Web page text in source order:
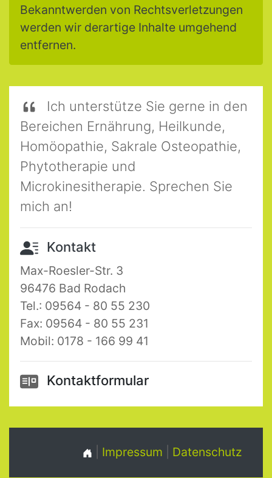
Bekanntwerden von Rechtsverletzungen
werden wir derartige Inhalte umgehend
entfernen.
Ich unterstütze Sie gerne in den
Bereichen Ernährung, Heilkunde,
Homöopathie, Sakrale Osteopathie,
Phytotherapie und
Microkinesitherapie. Sprechen Sie
mich an!
Kontakt
Max-Roesler-Str. 3
96476 Bad Rodach
Tel.: 09564 - 80 55 230
Fax: 09564 - 80 55 231
Mobil: 0178 - 166 99 41
Kontaktformular
Impressum Datenschutz